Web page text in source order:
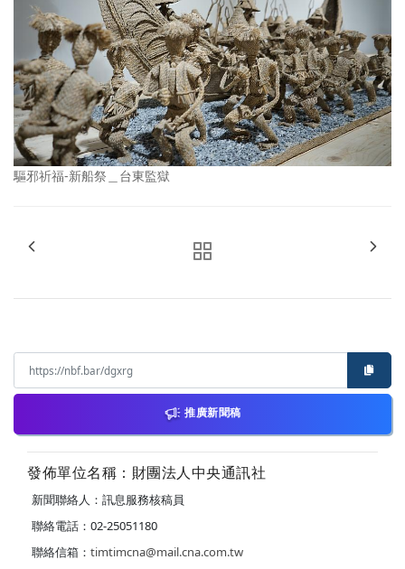
驅邪祈福-新船祭＿台東監獄
推廣新聞稿
發佈單位名稱：財團法人中央通訊社
新聞聯絡人：訊息服務核稿員
聯絡電話：02-25051180
聯絡信箱： timtimcna@mail.cna.com.tw